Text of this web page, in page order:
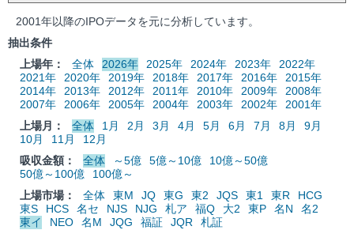
2001年以降のIPOデータを元に分析しています。
抽出条件
上場年：
全体 2026年 2025年 2024年 2023年
2022年
2021年
2020年 2019年 2018年 2017年 2016年
2015年
2014年
2013年 2012年 2011年 2010年 2009年
2008年
2007年
2006年 2005年 2004年 2003年 2002年
2001年
上場月：
全体 1月 2月 3月 4月 5月 6月 7月 8月
9月
10月
11月
12月
吸収金額：
全体 ～5億 5億～10億
10億～50億
50億～100億
100億～
上場市場：
全体 東M JQ 東G 東2 JQS 東1 東R
HCG
東S
HCS 名セ NJS NJG 札ア 福Q 大2 東P 名N
名2
東イ
NEO 名M JQG 福証 JQR
札証